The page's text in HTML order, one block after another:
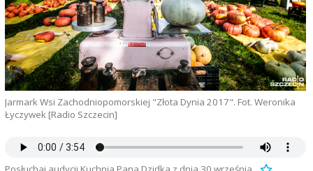
Jarmark Wsi Zachodniopomorskiej "Złota Dynia 2017". Fot. Weronika
Łyczywek [Radio Szczecin]